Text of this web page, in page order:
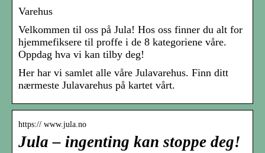
Varehus
Velkommen til oss på Jula! Hos oss finner du alt for
hjemmefiksere til proffe i de 8 kategoriene våre.
Oppdag hva vi kan tilby deg!
Her har vi samlet alle våre Julavarehus. Finn ditt
nærmeste Julavarehus på kartet vårt.
https:// www.jula.no
Jula – ingenting kan stoppe deg!